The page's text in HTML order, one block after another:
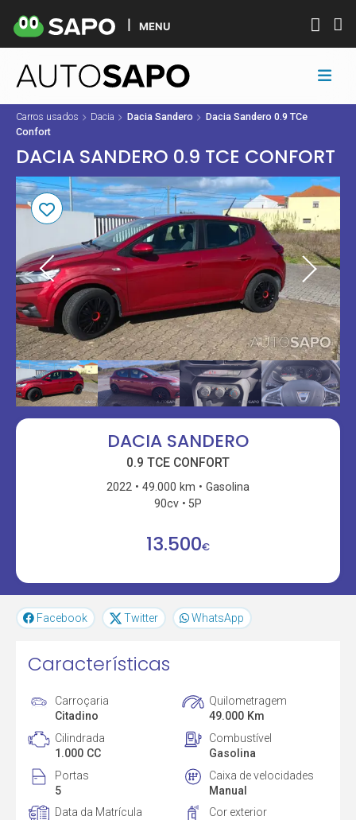
MENU
Carros usados Dacia Dacia Sandero
Dacia Sandero 0.9 TCe
Confort
DACIA SANDERO 0.9 TCE CONFORT
DACIA SANDERO
0.9 TCE CONFORT
2022 49.000 km
Gasolina
90cv
5P
13.500€
Facebook Twitter WhatsApp
Características
Carroçaria
Citadino
Quilometragem
49.000 Km
Cilindrada
1.000 CC
Combustível
Gasolina
Portas
5
Caixa de velocidades
Manual
Data da Matrícula
Cor exterior